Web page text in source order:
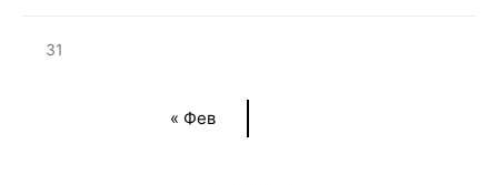
« Фев
31